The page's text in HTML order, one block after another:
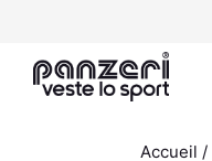
contenu
Accueil /